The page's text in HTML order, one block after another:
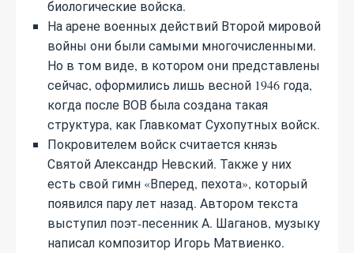
биологические войска.
На арене военных действий Второй мировой
войны они были самыми многочисленными.
Но в том виде, в котором они представлены
сейчас, оформились лишь весной 1946 года,
когда после ВОВ была создана такая
структура, как Главкомат Сухопутных войск.
Покровителем войск считается князь
Святой Александр Невский. Также у них
есть свой гимн «Вперед, пехота», который
появился пару лет назад. Автором текста
выступил поэт-песенник А. Шаганов, музыку
написал композитор Игорь Матвиенко.